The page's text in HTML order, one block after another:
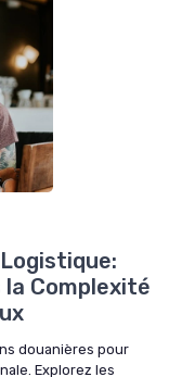
la Complexité
douanières pour
Explorez les